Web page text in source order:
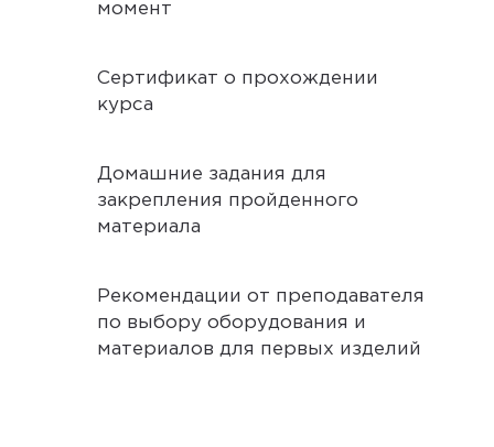
момент
Сертификат о прохождении
курса
Домашние задания для
закрепления пройденного
материала
Рекомендации от преподавателя
по выбору оборудования и
материалов для первых изделий